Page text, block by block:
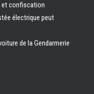
et confiscation
électrique peut
de la Gendarmerie